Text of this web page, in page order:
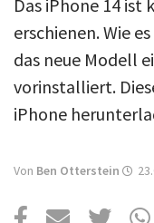
iPad
Tests
Tipps
Über uns
Podcast
Das iPhone 14
erschienen. Wie
das neue Modell
vorinstalliert.
iPhone
Von Ben Otterstein